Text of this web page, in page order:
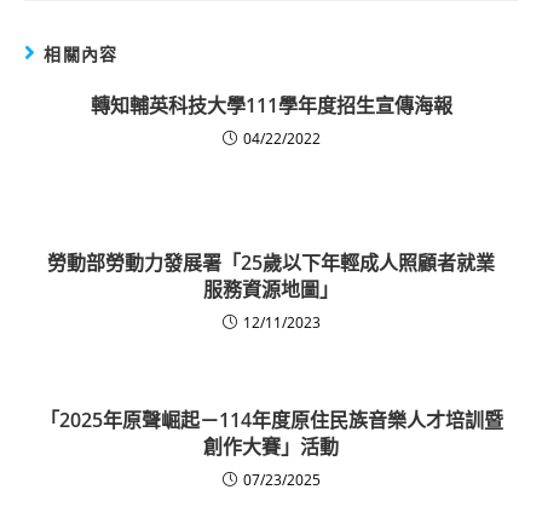
相關內容
轉知輔英科技大學111學年度招生宣傳海報
04/22/2022
勞動部勞動力發展署「25歲以下年輕成人照顧者就業
服務資源地圖」
12/11/2023
「2025年原聲崛起－114年度原住民族音樂人才培訓暨
創作大賽」活動
07/23/2025